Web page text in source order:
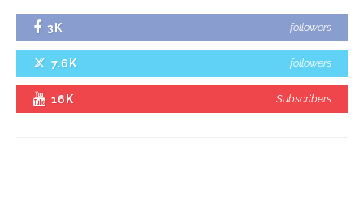
3K followers
7.6K followers
16K Subscribers